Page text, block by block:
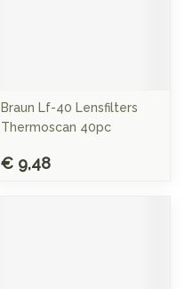
Braun Lf-40 Lensfilters
Thermoscan 40pc
€ 9,48